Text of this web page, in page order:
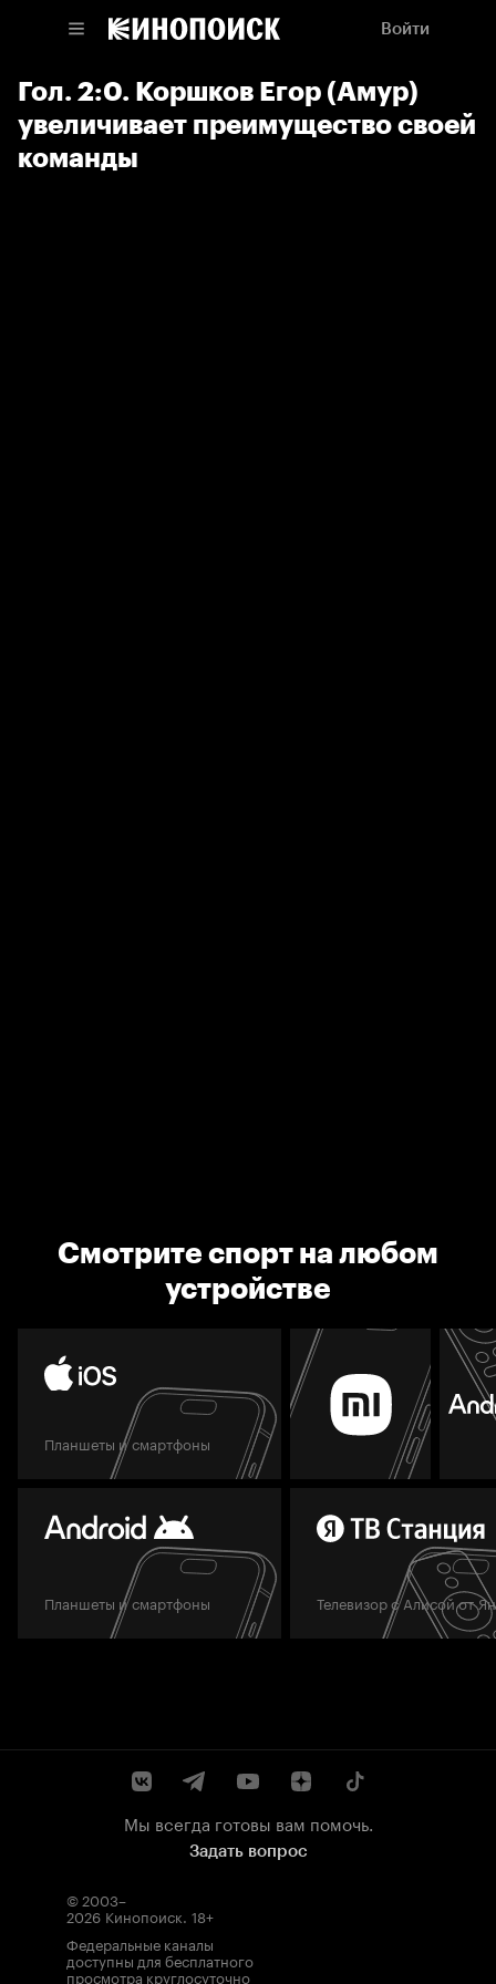
Войти
Гол. 2:0. Коршков Егор (Амур)
увеличивает преимущество своей
команды
Смотрите спорт на любом
устройстве
Планшеты и смартфоны
Планшеты и смартфоны Телевизор с Алисой от
Мы всегда готовы вам помочь.
Задать вопрос
© 2003–
2026 Кинопоиск. 18+
Федеральные каналы
доступны для бесплатного
просмотра круглосуточно